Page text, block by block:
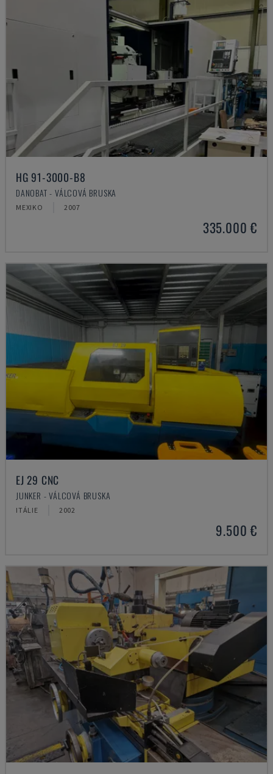
HG 91-3000-B8
DANOBAT - VÁLCOVÁ BRUSKA
MEXIKO 2007
335.000 €
EJ 29 CNC
JUNKER - VÁLCOVÁ BRUSKA
ITÁLIE 2002
9.500 €